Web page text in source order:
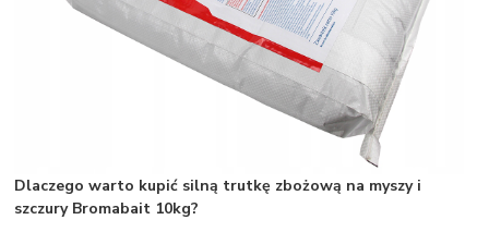
Dlaczego warto kupić silną trutkę zbożową na myszy i
szczury Bromabait 10kg?